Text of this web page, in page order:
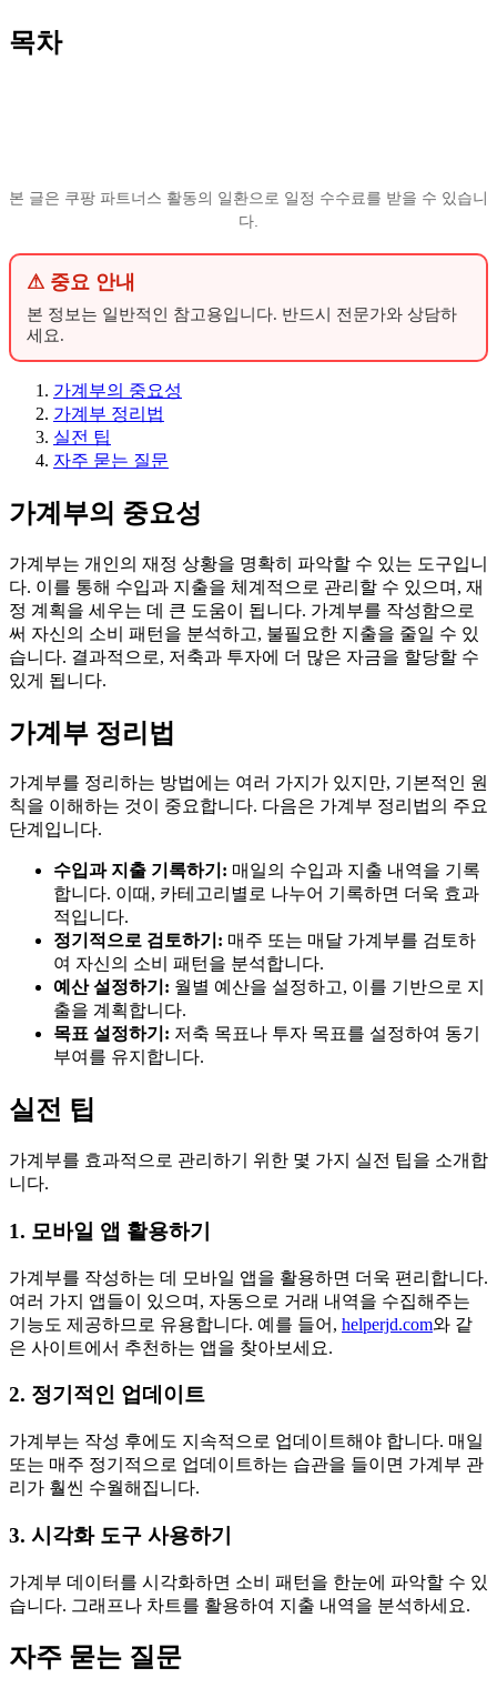
목차
본 글은 쿠팡 파트너스 활동의 일환으로 일정 수수료를 받을 수 있습니
다.
⚠ 중요 안내
본 정보는 일반적인 참고용입니다. 반드시 전문가와 상담하
세요.
가계부의 중요성
가계부 정리법
실전 팁
자주 묻는 질문
가계부의 중요성
가계부는 개인의 재정 상황을 명확히 파악할 수 있는 도구입니
다. 이를 통해 수입과 지출을 체계적으로 관리할 수 있으며, 재
정 계획을 세우는 데 큰 도움이 됩니다. 가계부를 작성함으로
써 자신의 소비 패턴을 분석하고, 불필요한 지출을 줄일 수 있
습니다. 결과적으로, 저축과 투자에 더 많은 자금을 할당할 수
있게 됩니다.
가계부 정리법
가계부를 정리하는 방법에는 여러 가지가 있지만, 기본적인 원
칙을 이해하는 것이 중요합니다. 다음은 가계부 정리법의 주요
단계입니다.
수입과 지출 기록하기: 매일의 수입과 지출 내역을 기록
합니다. 이때, 카테고리별로 나누어 기록하면 더욱 효과
적입니다.
정기적으로 검토하기: 매주 또는 매달 가계부를 검토하
여 자신의 소비 패턴을 분석합니다.
예산 설정하기: 월별 예산을 설정하고, 이를 기반으로 지
출을 계획합니다.
목표 설정하기: 저축 목표나 투자 목표를 설정하여 동기
부여를 유지합니다.
실전 팁
가계부를 효과적으로 관리하기 위한 몇 가지 실전 팁을 소개합
니다.
1. 모바일 앱 활용하기
가계부를 작성하는 데 모바일 앱을 활용하면 더욱 편리합니다.
여러 가지 앱들이 있으며, 자동으로 거래 내역을 수집해주는
기능도 제공하므로 유용합니다. 예를 들어, helperjd.com와 같
은 사이트에서 추천하는 앱을 찾아보세요.
2. 정기적인 업데이트
가계부는 작성 후에도 지속적으로 업데이트해야 합니다. 매일
또는 매주 정기적으로 업데이트하는 습관을 들이면 가계부 관
리가 훨씬 수월해집니다.
3. 시각화 도구 사용하기
가계부 데이터를 시각화하면 소비 패턴을 한눈에 파악할 수 있
습니다. 그래프나 차트를 활용하여 지출 내역을 분석하세요.
자주 묻는 질문